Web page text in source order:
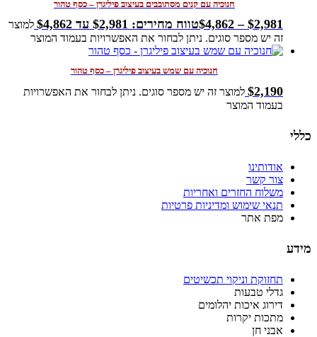
חנוכיה עם קנים מסתובבים בעיצוב פיליגרן – כסף טהור
$2,981
–
$4,862 טווח מחירים: ⁦$2,981⁩ עד ⁦$4,862⁩
למוצר
זה יש מספר סוגים. ניתן לבחור את האפשרויות בעמוד המוצר
חנוכיה עם שמש בעיצוב פיליגרן – כסף טהור
$2,190
למוצר זה יש מספר סוגים. ניתן לבחור את האפשרויות
בעמוד המוצר
כללי
אודותינו
צור קשר
משלוח החזרים ואחריות
תנאי שימוש ומדיניות פרטיות
מפת אתר
מידע
תחזוקת וניקוי תכשיטים
גדלי טבעות
דירוג איכות יהלומים
מתכות יקרות
אבני חן